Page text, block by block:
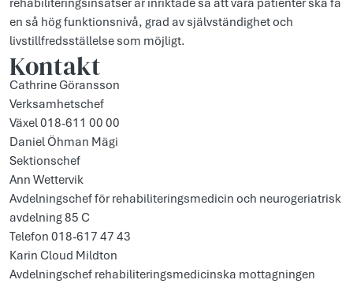
rehabiliteringsinsatser är inriktade så att våra patienter ska få
en så hög funktionsnivå, grad av självständighet och
livstillfredsställelse som möjligt.
Kontakt
Cathrine Göransson
Verksamhetschef
Växel 018-611 00 00
Daniel Öhman Mägi
Sektionschef
Ann Wettervik
Avdelningschef för rehabiliteringsmedicin och neurogeriatrisk
avdelning 85 C
Telefon 018-617 47 43
Karin Cloud Mildton
Avdelningschef rehabiliteringsmedicinska mottagningen